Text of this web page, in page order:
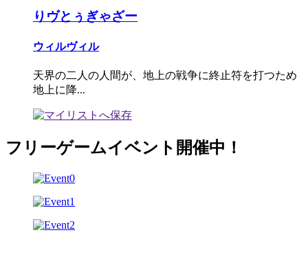
りヴとぅぎゃざー
ウィルヴィル
天界の二人の人間が、地上の戦争に終止符を打つため
地上に降...
フリーゲームイベント開催中！